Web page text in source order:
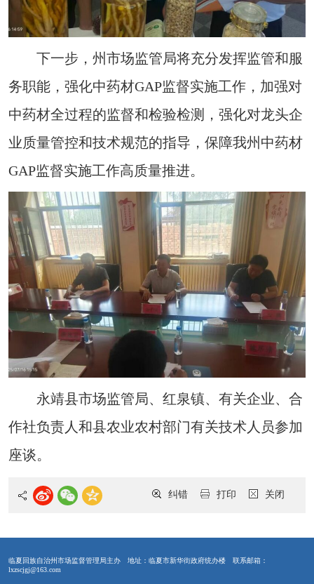
下一步，州市场监管局将充分发挥监管和服
务职能，强化中药材GAP监督实施工作，加强对
中药材全过程的监督和检验检测，强化对龙头企
业质量管控和技术规范的指导，保障我州中药材
GAP监督实施工作高质量推进。
永靖县市场监管局、红泉镇、有关企业、合
作社负责人和县农业农村部门有关技术人员参加
座谈。
关闭
打印
纠错
临夏回族自治州市场监督管理局主办 地址：临夏市新华街政府统办楼
联系邮箱：
lxzscjgj@163.com